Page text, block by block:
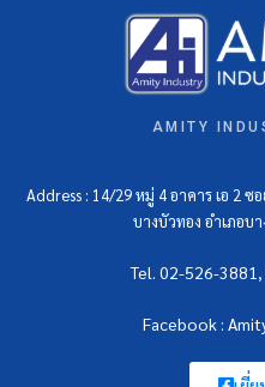
AMITY
Address : 14/29 หมู่ 4 อาคาร เอ 2
บางบัวทอง อำเภอบ
Tel. 02-526-
Facebook :